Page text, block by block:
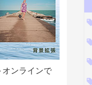
オンラインで